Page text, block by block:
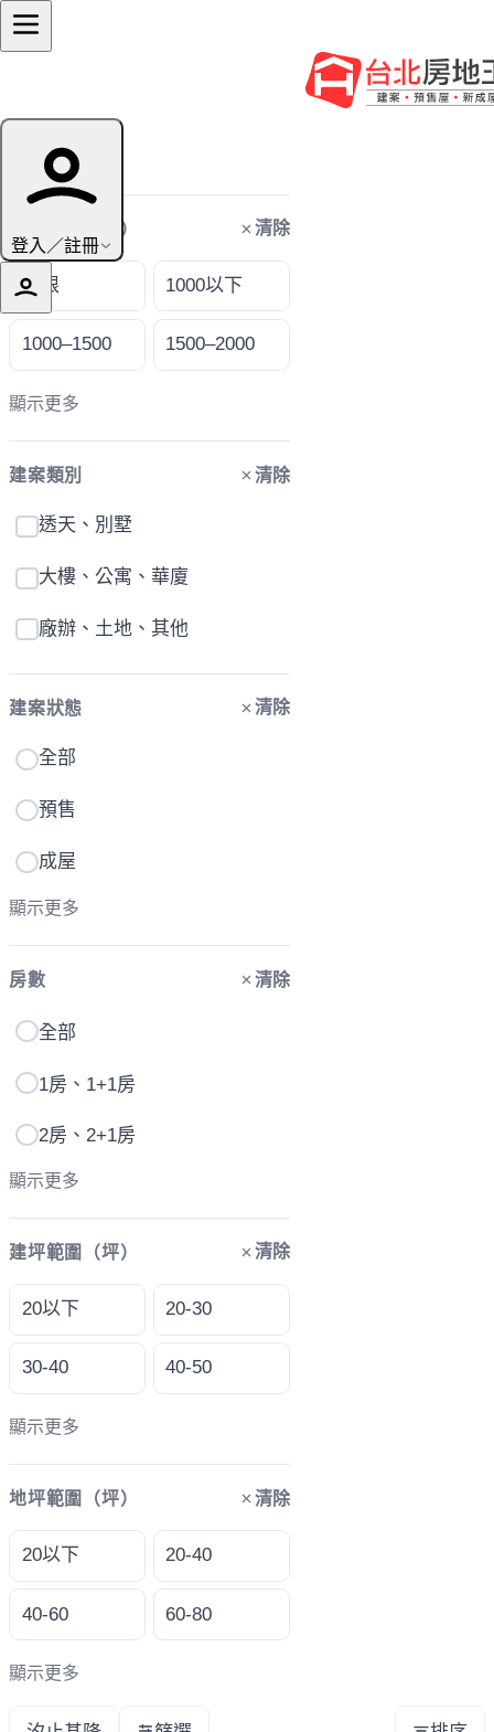
登入／註冊
篩選條件
購屋預算（萬） 清除
不限 1000以下
1000–1500 1500–2000
顯示更多
建案類別 清除
透天、別墅
大樓、公寓、華廈
廠辦、土地、其他
建案狀態 清除
全部
預售
成屋
顯示更多
房數 清除
全部
1房、1+1房
2房、2+1房
顯示更多
建坪範圍（坪） 清除
20以下 20-30
30-40 40-50
顯示更多
地坪範圍（坪） 清除
20以下 20-40
40-60 60-80
顯示更多